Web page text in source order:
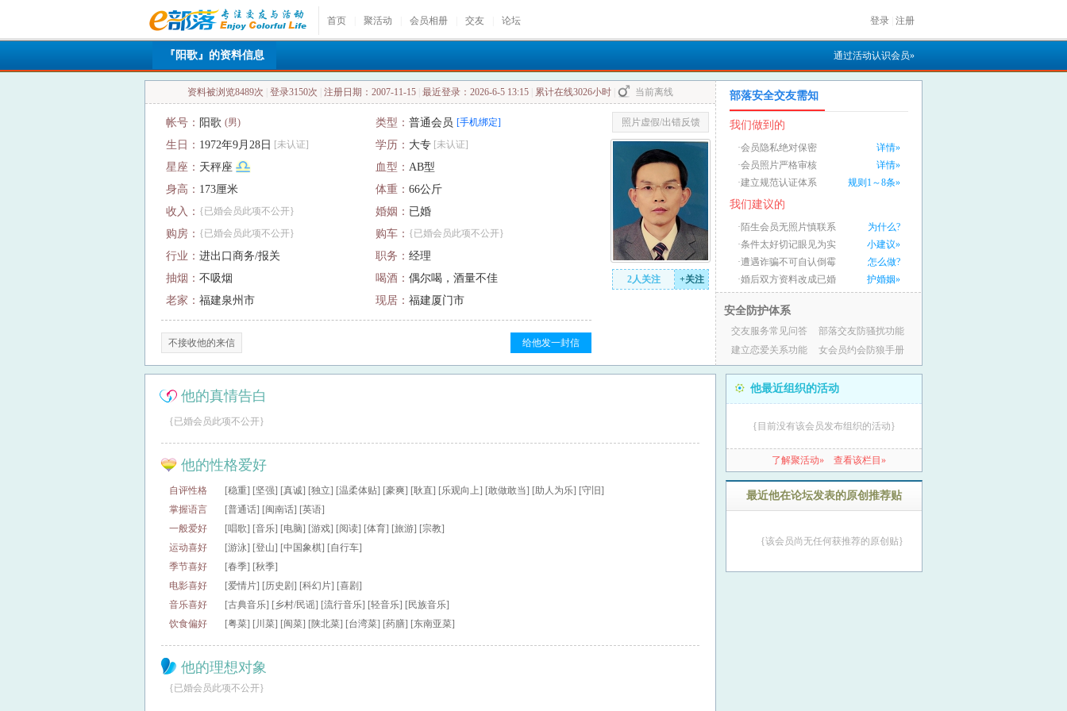
首页 聚活动 会员相册 交友 论坛 登录 注册
『阳歌』的资料信息 通过活动认识会员»
资料被浏览8489次 登录3150次 注册日期：2007-11-15 最近登录：2026-6-5 13:15 累计在线3026小时 当前离线
帐号： 阳歌 (男) 类型： 普通会员 [手机绑定]
生日： 1972年9月28日 [未认证] 学历： 大专 [未认证]
星座： 天秤座 血型： AB型
身高： 173厘米 体重： 66公斤
收入： {已婚会员此项不公开} 婚姻： 已婚
购房： {已婚会员此项不公开} 购车： {已婚会员此项不公开}
行业： 进出口商务/报关 职务： 经理
抽烟： 不吸烟 喝酒： 偶尔喝，酒量不佳
老家： 福建泉州市 现居： 福建厦门市
给他发一封信
不接收他的来信
照片虚假/出错反馈
2人关注 +关注
部落安全交友需知
我们做到的
·会员隐私绝对保密
详情»
·会员照片严格审核
详情»
·建立规范认证体系
规则1～8条»
我们建议的
·陌生会员无照片慎联系
为什么?
·条件太好切记眼见为实
小建议»
·遭遇诈骗不可自认倒霉
怎么做?
·婚后双方资料改成已婚
护婚姻»
安全防护体系
交友服务常见问答
部落交友防骚扰功能
建立恋爱关系功能
女会员约会防狼手册
他的真情告白
{已婚会员此项不公开}
他的性格爱好
自评性格
[稳重] [坚强] [真诚] [独立] [温柔体贴] [豪爽] [耿直] [乐观向上] [敢做敢当] [助人为乐] [守旧]
掌握语言
[普通话] [闽南话] [英语]
一般爱好
[唱歌] [音乐] [电脑] [游戏] [阅读] [体育] [旅游] [宗教]
运动喜好
[游泳] [登山] [中国象棋] [自行车]
季节喜好
[春季] [秋季]
电影喜好
[爱情片] [历史剧] [科幻片] [喜剧]
音乐喜好
[古典音乐] [乡村/民谣] [流行音乐] [轻音乐] [民族音乐]
饮食偏好
[粤菜] [川菜] [闽菜] [陕北菜] [台湾菜] [药膳] [东南亚菜]
他的理想对象
{已婚会员此项不公开}
他最近组织的活动
{目前没有该会员发布组织的活动}
了解聚活动» 查看该栏目»
最近他在论坛发表的原创推荐贴
{该会员尚无任何获推荐的原创贴}